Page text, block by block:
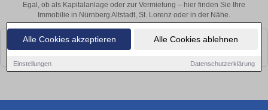
Alle Cookies akzeptieren Alle Cookies ablehnen
Einstellungen Datenschutzerklärung
Egal, ob als Kapitalanlage oder zur Vermietung – hier finden Sie Ihre
Immobilie in Nürnberg Altstadt, St. Lorenz oder in der Nähe.
Leider konnten wir derzeit keine passenden Objekte finden. Schauen Sie
bald wieder vorbei!